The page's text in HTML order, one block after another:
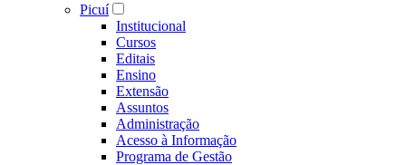
Picuí
Institucional
Cursos
Editais
Ensino
Extensão
Assuntos
Administração
Acesso à Informação
Programa de Gestão